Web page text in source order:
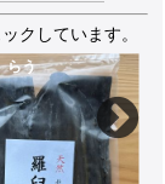
クしています。
らう